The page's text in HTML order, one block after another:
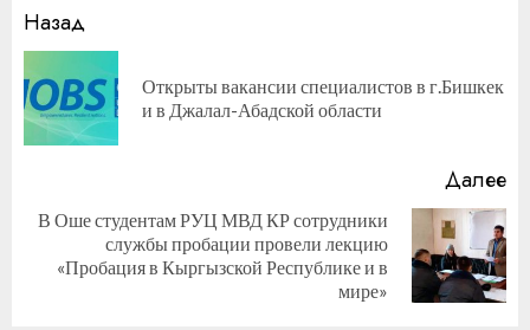
Продолжить
чтение
Назад
Открыты вакансии специалистов в г.Бишкек
и в Джалал-Абадской области
Далее
Следующая
запись:
В Оше студентам РУЦ МВД КР сотрудники
службы пробации провели лекцию
«Пробация в Кыргызской Республике и в
мире»